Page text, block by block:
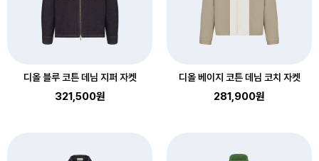
디올 블루 코튼 데님 지퍼 자켓
321,500원
디올 베이지 코튼 데님 코치 자켓
281,900원